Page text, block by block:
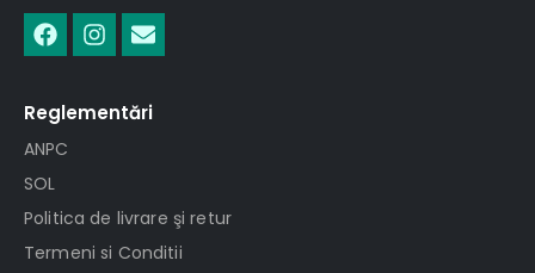
Reglementări
ANPC
SOL
Politica de livrare şi retur
Termeni si Conditii